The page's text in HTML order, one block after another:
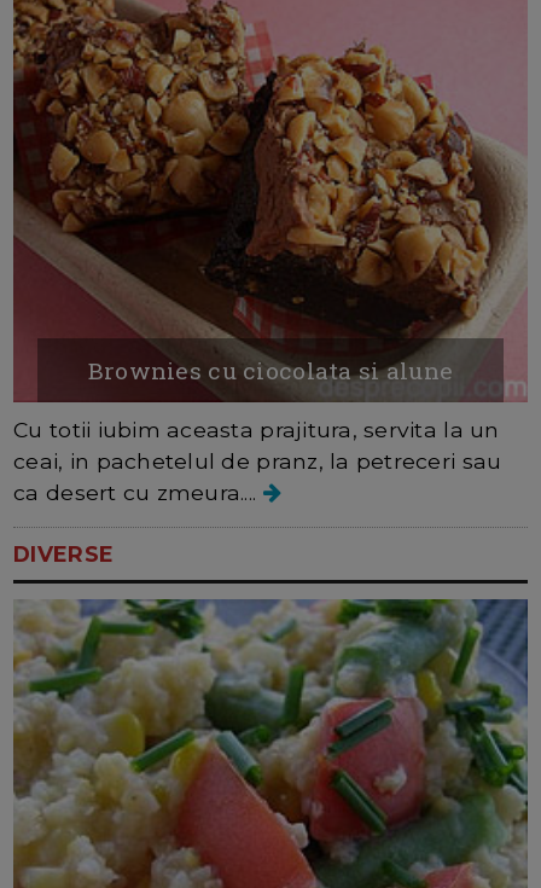
Brownies cu ciocolata si alune
Cu totii iubim aceasta prajitura, servita la un
ceai, in pachetelul de pranz, la petreceri sau
ca desert cu zmeura....
DIVERSE